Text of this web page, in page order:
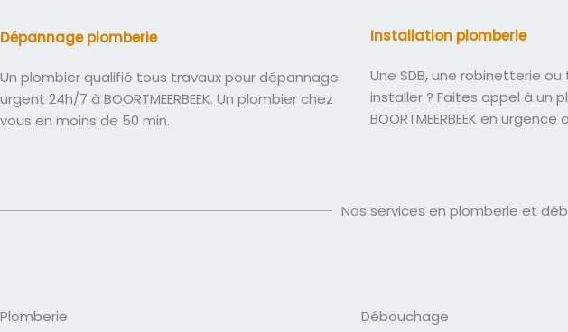
Dépannage plomberie
Un plombier qualifié tous travaux pour dépannage
urgent 24h/7 à BOORTMEERBEEK. Un plombier chez
vous en moins de 50 min.
Installation plomberie
Une SDB, une robinetterie
installer ? Faites appel à un
BOORTMEERBEEK en urgence
Nos services en plomberie et
Plomberie
Débouchage